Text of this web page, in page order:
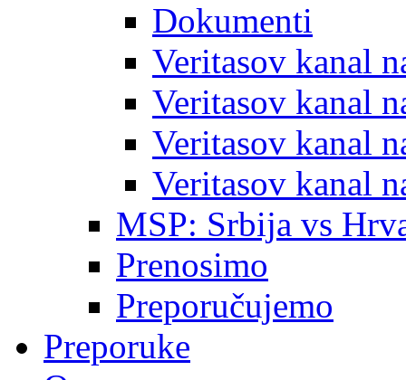
Dokumenti
Veritasov kanal
Veritasov kanal
Veritasov kanal
Veritasov kanal
MSP: Srbija vs
Prenosimo
Preporučujemo
Preporuke